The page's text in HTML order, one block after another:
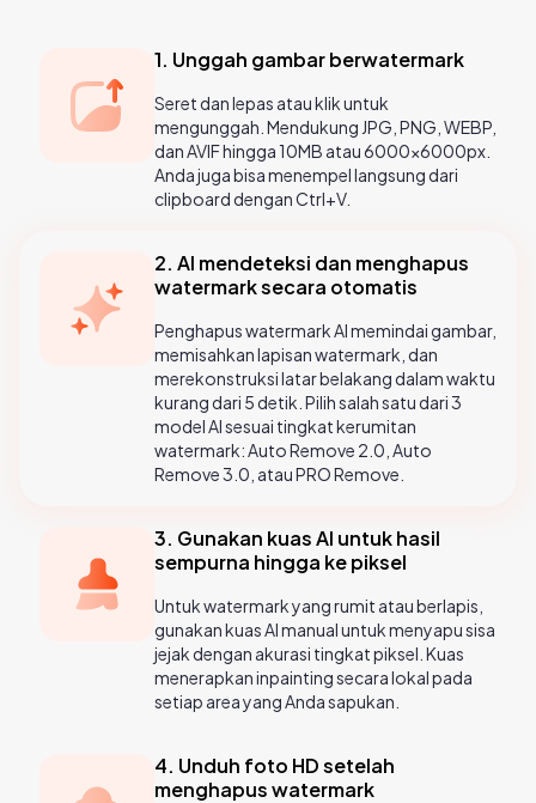
1. Unggah gambar berwatermark
Seret dan lepas atau klik untuk
mengunggah. Mendukung JPG, PNG, WEBP,
dan AVIF hingga 10MB atau 6000×6000px.
Anda juga bisa menempel langsung dari
clipboard dengan Ctrl+V.
2. AI mendeteksi dan menghapus
watermark secara otomatis
Penghapus watermark AI memindai gambar,
memisahkan lapisan watermark, dan
merekonstruksi latar belakang dalam waktu
kurang dari 5 detik. Pilih salah satu dari 3
model AI sesuai tingkat kerumitan
watermark: Auto Remove 2.0, Auto
Remove 3.0, atau PRO Remove.
3. Gunakan kuas AI untuk hasil
sempurna hingga ke piksel
Untuk watermark yang rumit atau berlapis,
gunakan kuas AI manual untuk menyapu sisa
jejak dengan akurasi tingkat piksel. Kuas
menerapkan inpainting secara lokal pada
setiap area yang Anda sapukan.
4. Unduh foto HD setelah
menghapus watermark